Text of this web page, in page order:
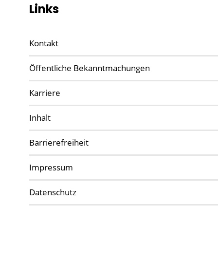
Links
Kontakt
Öffentliche Bekanntmachungen
Karriere
Inhalt
Barrierefreiheit
Impressum
Datenschutz